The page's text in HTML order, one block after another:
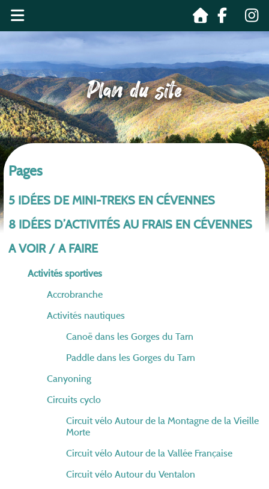
Plan du site
Pages
5 IDÉES DE MINI-TREKS EN CÉVENNES
8 IDÉES D’ACTIVITÉS AU FRAIS EN CÉVENNES
A VOIR / A FAIRE
Activités sportives
Accrobranche
Activités nautiques
Canoë dans les Gorges du Tarn
Paddle dans les Gorges du Tarn
Canyoning
Circuits cyclo
Circuit vélo Autour de la Montagne de la Vieille
Morte
Circuit vélo Autour de la Vallée Française
Circuit vélo Autour du Ventalon